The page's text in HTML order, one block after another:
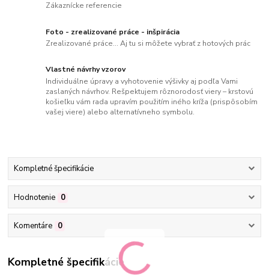
Zákaznícke referencie
Foto - zrealizované práce - inšpirácia
Zrealizované práce... Aj tu si môžete vybrať z hotových prác
Vlastné návrhy vzorov
Individuálne úpravy a vyhotovenie výšivky aj podľa Vami
zaslaných návrhov. Rešpektujem rôznorodosť viery – krstovú
košieľku vám rada upravím použitím iného kríža (prispôsobím
vašej viere) alebo alternatívneho symbolu.
Kompletné špecifikácie
Hodnotenie 0
Komentáre 0
Kompletné špecifikácie